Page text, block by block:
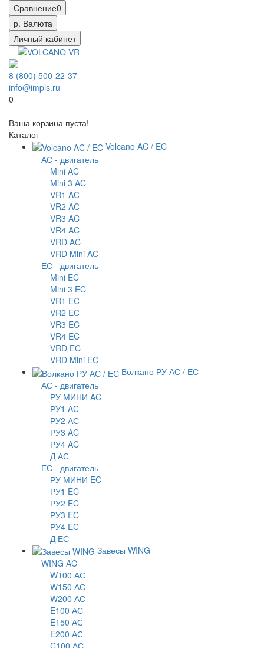
Сравнение0
р. Валюта
Личный кабинет
8 (800) 500-22-37
info@impls.ru
0
Ваша корзина пуста!
Каталог
Volcano AC / EC
АС - двигатель
Mini AC
Mini 3 AC
VR1 AC
VR2 AC
VR3 AC
VR4 AC
VRD AC
VRD Mini AC
ЕС - двигатель
Mini EC
Mini 3 EC
VR1 EC
VR2 EC
VR3 EC
VR4 EC
VRD EC
VRD Mini EC
Волкано РУ АС / ЕС
АС - двигатель
РУ МИНИ AC
РУ1 AC
РУ2 АС
РУ3 AC
РУ4 AC
Д АС
ЕС - двигатель
РУ МИНИ EC
РУ1 EC
РУ2 EC
РУ3 EC
РУ4 EC
Д ЕС
Завесы WING
WING AC
W100 АС
W150 АС
W200 АС
E100 АС
E150 АС
E200 АС
C100 АС